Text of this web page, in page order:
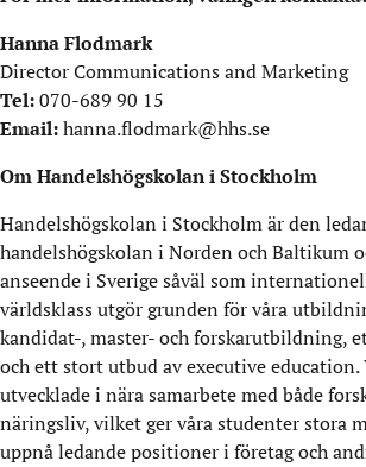
Hanna Flodmark
Director Communications and Marketing
Tel:070-689 90 15
Email:hanna.flodmark@hhs.se
Om Handelshögskolan i Stockholm
Handelshögskolan i Stockholm är den
handelshögskolan i Norden och Baltikum
anseende i Sverige såväl som
världsklass utgör grunden för våra
kandidat-, master- och forskarutbildning,
och ett stort utbud av executive education.
utvecklade i nära samarbete med både
näringsliv, vilket ger våra studenter stora
uppnå ledande positioner i företag och